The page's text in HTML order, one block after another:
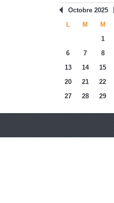
Octobre 2025
L
M M
1
6
7 8
13
14 15
20
21 22
27
28 29